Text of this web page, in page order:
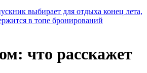
что расскажет